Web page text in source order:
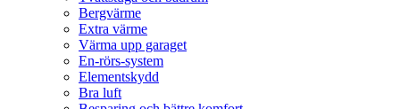
Bergvärme
Extra värme
Värma upp garaget
En-rörs-system
Elementskydd
Bra luft